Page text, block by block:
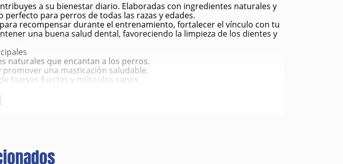
a su bienestar diario. Elaboradas con ingredientes naturales y
para perros de todas las razas y edades.
recompensar durante el entrenamiento, fortalecer el vínculo con tu
una buena salud dental, favoreciendo la limpieza de los dientes y
naturales que encantan a los perros.
una masticación saludable.
huesos fuertes y músculos sanos.
y seguro para el consumo frecuente.
pequeños, medianos o grandes.
contenido de calcio.